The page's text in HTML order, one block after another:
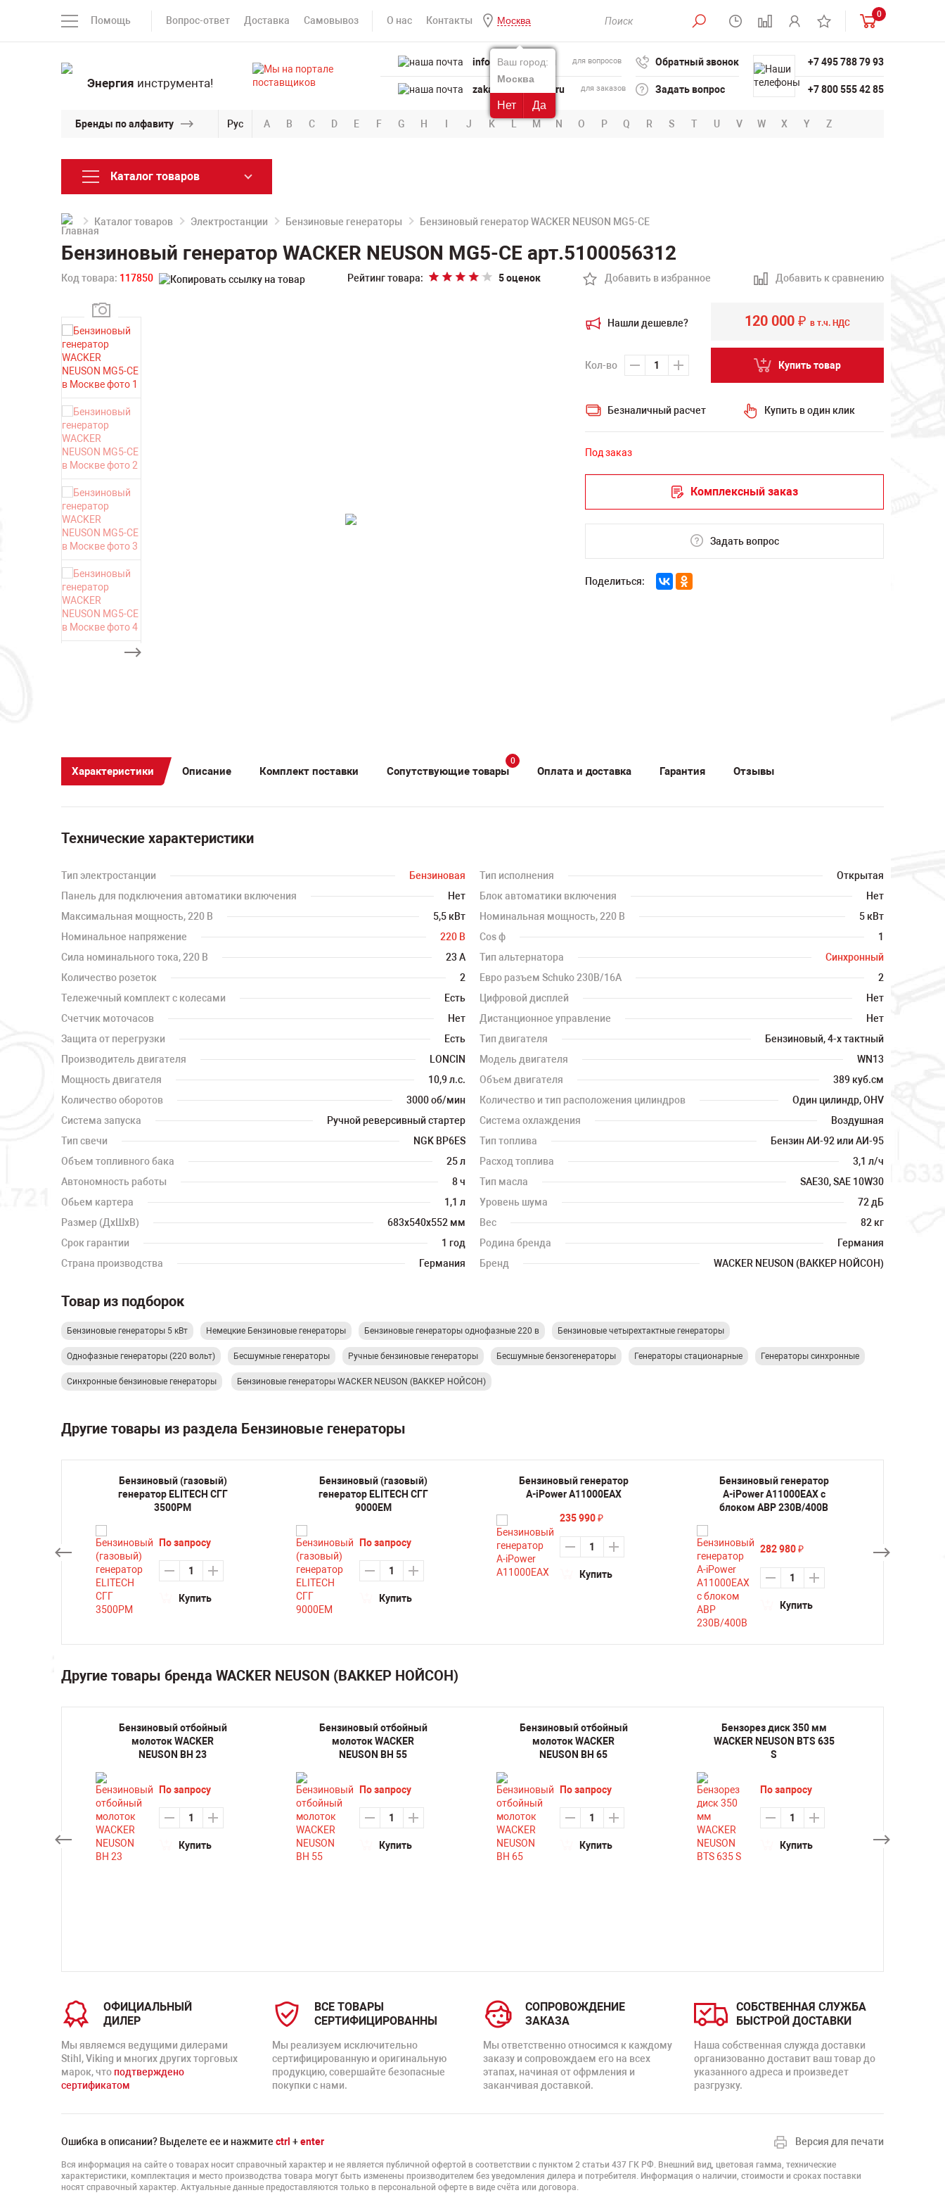
Помощь Вопрос-ответ Доставка Самовывоз О нас Контакты Москва
Ваш город:
Москва
Нет Да
0
Энергия инструмента!
info@powertool.ru для вопросов
zakaz@powertool.ru для заказов
Обратный звонок
Задать вопрос
+7 495 788 79 93
+7 800 555 42 85
Бренды по алфавиту Рус A B C D E F G H I J K L M N O P Q R S T U V W X Y Z
Каталог товаров
Каталог товаров Электростанции Бензиновые генераторы Бензиновый генератор WACKER NEUSON MG5-CE
Бензиновый генератор WACKER NEUSON MG5-CE арт.5100056312
Код товара: 117850 Рейтинг товара: 5 оценок Добавить в избранное Добавить к сравнению
Нашли дешевле?
Кол-во
120 000 ₽ в т.ч. НДС
Купить товар
Безналичный расчет Купить в один клик
Под заказ
Комплексный заказ
Задать вопрос
Поделиться:
Характеристики Описание Комплект поставки Сопутствующие товары
0
Оплата и доставка Гарантия Отзывы
Технические характеристики
Тип электростанции Бензиновая Тип исполнения
Открытая
Панель для подключения автоматики включения
Нет Блок автоматики включения
Нет
Максимальная мощность, 220 В
5,5 кВт Номинальная мощность, 220 В
5 кВт
Номинальное напряжение
220 В Cos ф
1
Сила номинального тока, 220 В
23 А Тип альтернатора
Синхронный
Количество розеток
2 Евро разъем Schuko 230В/16А
2
Тележечный комплект с колесами
Есть Цифровой дисплей
Нет
Счетчик моточасов
Нет Дистанционное управление
Нет
Защита от перегрузки
Есть Тип двигателя
Бензиновый, 4-х тактный
Производитель двигателя
LONCIN Модель двигателя
WN13
Мощность двигателя
10,9 л.с. Объем двигателя
389 куб.см
Количество оборотов
3000 об/мин Количество и тип расположения цилиндров
Один цилиндр, OHV
Система запуска
Ручной реверсивный стартер Система охлаждения
Воздушная
Тип свечи
NGK BP6ES Тип топлива
Бензин АИ-92 или АИ-95
Объем топливного бака
25 л Расход топлива
3,1 л/ч
Автономность работы
8 ч Тип масла
SAE30, SAE 10W30
Обьем картера
1,1 л Уровень шума
72 дБ
Размер (ДхШхВ)
683x540x552 мм Вес
82 кг
Срок гарантии
1 год Родина бренда
Германия
Страна производства
Германия Бренд WACKER NEUSON (ВАККЕР НОЙСОН)
Товар из подборок
Бензиновые генераторы 5 кВт Немецкие Бензиновые генераторы Бензиновые генераторы однофазные 220 в Бензиновые четырехтактные генераторы
Однофазные генераторы (220 вольт) Бесшумные генераторы Ручные бензиновые генераторы Бесшумные бензогенераторы Генераторы стационарные Генераторы синхронные
Синхронные бензиновые генераторы Бензиновые генераторы WACKER NEUSON (ВАККЕР НОЙСОН)
Другие товары из раздела Бензиновые генераторы
Бензиновый (газовый)
генератор ELITECH СГГ
3500РМ
По запросу
Купить
Бензиновый (газовый)
генератор ELITECH СГГ
9000ЕМ
По запросу
Купить
Бензиновый генератор
A-iPower A11000EAX
235 990 ₽
Купить
Бензиновый генератор
A-iPower A11000EAX с
блоком АВР 230В/400В
282 980 ₽
Купить
Другие товары бренда WACKER NEUSON (ВАККЕР НОЙСОН)
Бензиновый отбойный
молоток WACKER
NEUSON BH 23
По запросу
Купить
Бензиновый отбойный
молоток WACKER
NEUSON BH 55
По запросу
Купить
Бензиновый отбойный
молоток WACKER
NEUSON BH 65
По запросу
Купить
Бензорез диск 350 мм
WACKER NEUSON BTS 635
S
По запросу
Купить
ОФИЦИАЛЬНЫЙ
ДИЛЕР
Мы являемся ведущими дилерами
Stihl, Viking и многих других торговых
марок, что подтверждено
сертификатом
ВСЕ ТОВАРЫ
СЕРТИФИЦИРОВАННЫ
Мы реализуем исключительно
сертифицированную и оригинальную
продукцию, совершайте безопасные
покупки с нами.
СОПРОВОЖДЕНИЕ
ЗАКАЗА
Мы ответственно относимся к каждому
заказу и сопровождаем его на всех
этапах, начиная от офрмления и
заканчивая доставкой.
СОБСТВЕННАЯ СЛУЖБА
БЫСТРОЙ ДОСТАВКИ
Наша собственная служда доставки
организованно доставит ваш товар до
указанного адреса и произведет
разгрузку.
Ошибка в описании? Выделете ее и нажмите ctrl +enter Версия для печати
Вся информация на сайте о товарах носит справочный характер и не является публичной офертой в соответствии с пунктом 2 статьи 437 ГК РФ. Внешний вид, цветовая гамма, технические
характеристики, комплектация и место производства товара могут быть изменены производителем без уведомления дилера и потребителя. Информация о наличии, стоимости и сроках поставки
носят справочный характер. Актуальные данные предоставляются только в персональной оферте в виде счёта или договора.